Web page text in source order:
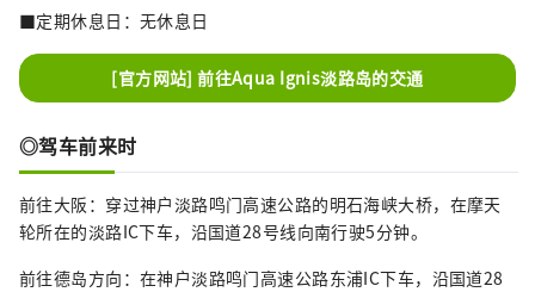
■定期休息日：无休息日
[官方网站] 前往Aqua Ignis淡路岛的交通
◎驾车前来时
前往大阪：穿过神户淡路鸣门高速公路的明石海峡大桥，在摩天
轮所在的淡路IC下车，沿国道28号线向南行驶5分钟。
前往德岛方向：在神户淡路鸣门高速公路东浦IC下车，沿国道28